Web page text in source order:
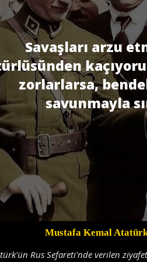
Savaşları arzu
zorlarlarsa,
savunmayla
Mustafa Kemal
Rus Sefareti'nde verilen